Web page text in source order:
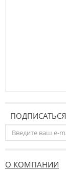
ПОДПИСАТЬСЯ
О КОМПАНИИ